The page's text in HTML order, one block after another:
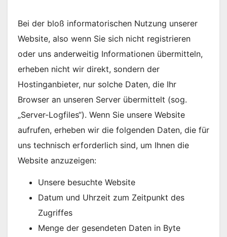
Bei der bloß informatorischen Nutzung unserer
Website, also wenn Sie sich nicht registrieren
oder uns anderweitig Informationen übermitteln,
erheben nicht wir direkt, sondern der
Hostinganbieter, nur solche Daten, die Ihr
Browser an unseren Server übermittelt (sog.
„Server-Logfiles“). Wenn Sie unsere Website
aufrufen, erheben wir die folgenden Daten, die für
uns technisch erforderlich sind, um Ihnen die
Website anzuzeigen:
Unsere besuchte Website
Datum und Uhrzeit zum Zeitpunkt des
Zugriffes
Menge der gesendeten Daten in Byte